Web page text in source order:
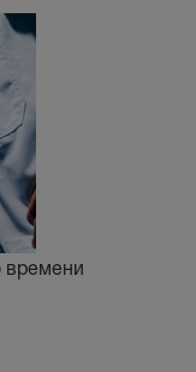
времени